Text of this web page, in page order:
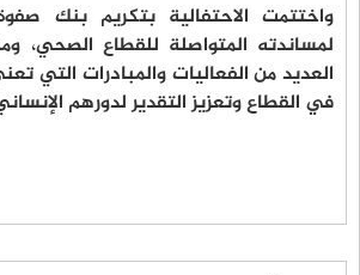
واختتمت الاحتفالية بتكريم بنك
لمساندته المتواصلة للقطاع
العديد من الفعاليات والمبادرات التي
في القطاع وتعزيز التقدير لدورهم